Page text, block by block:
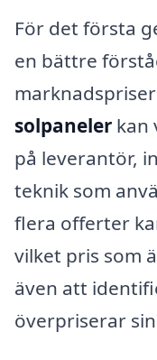
För det första
en bättre
solpaneler kan
på leverantör,
teknik som
flera offerter
vilket pris som
även att
överpriserar